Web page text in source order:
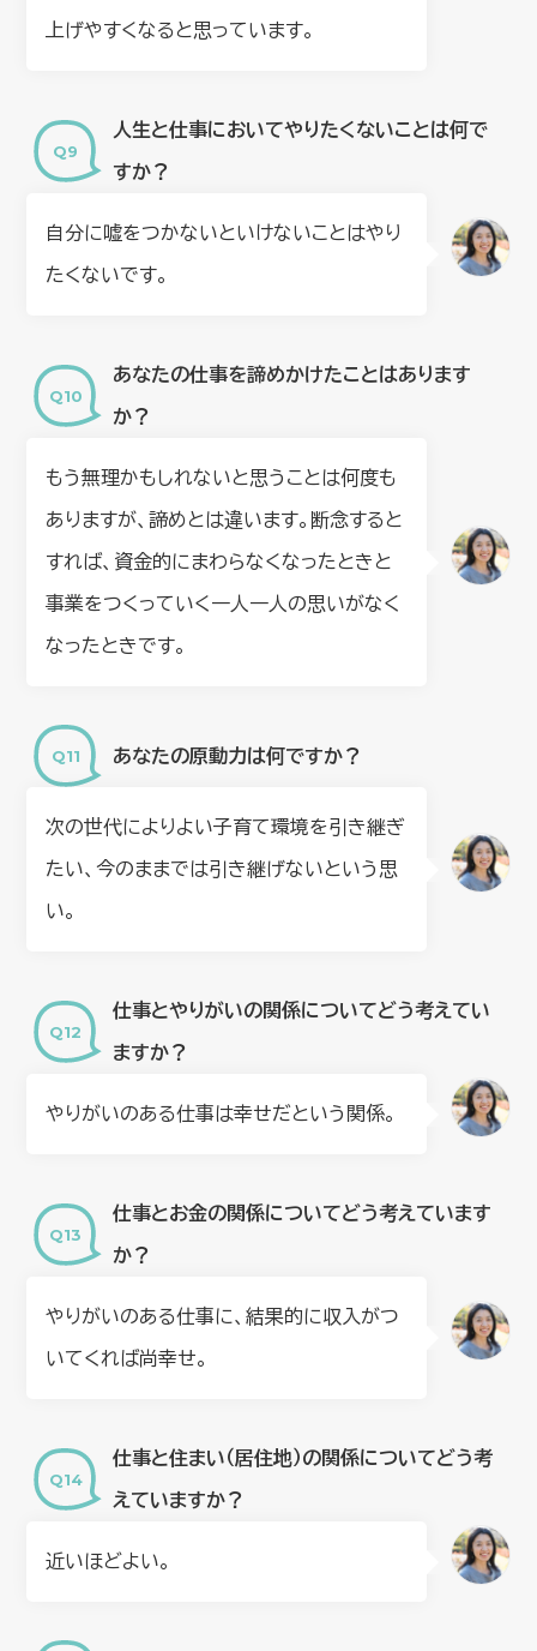
上げやすくなると思っています。
人生と仕事においてやりたくないことは何で
すか？
自分に嘘をつかないといけないことはやり
たくないです。
あなたの仕事を諦めかけたことはあります
か？
もう無理かもしれないと思うことは何度も
ありますが、諦めとは違います。断念すると
すれば、資金的にまわらなくなったときと
事業をつくっていく一人一人の思いがなく
なったときです。
あなたの原動力は何ですか？
次の世代によりよい子育て環境を引き継ぎ
たい、今のままでは引き継げないという思
い。
仕事とやりがいの関係についてどう考えてい
ますか？
やりがいのある仕事は幸せだという関係。
仕事とお金の関係についてどう考えています
か？
やりがいのある仕事に、結果的に収入がつ
いてくれば尚幸せ。
仕事と住まい（居住地）の関係についてどう考
えていますか？
近いほどよい。